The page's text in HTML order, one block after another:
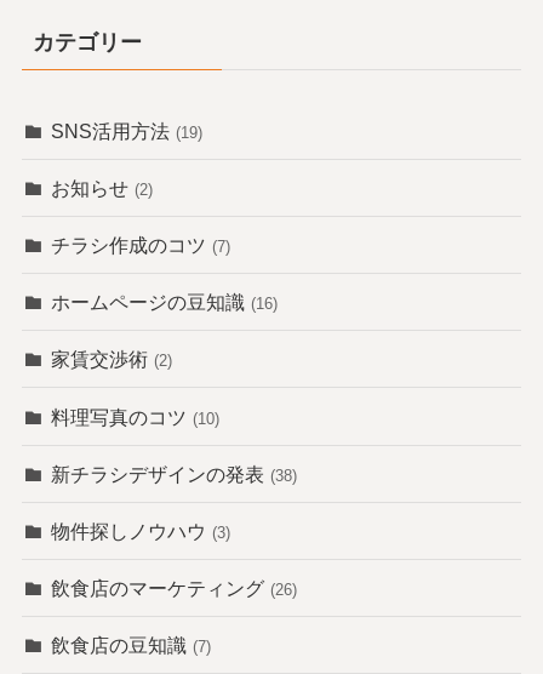
カテゴリー
SNS活用方法 (19)
お知らせ (2)
チラシ作成のコツ (7)
ホームページの豆知識 (16)
家賃交渉術 (2)
料理写真のコツ (10)
新チラシデザインの発表 (38)
物件探しノウハウ (3)
飲食店のマーケティング (26)
飲食店の豆知識 (7)